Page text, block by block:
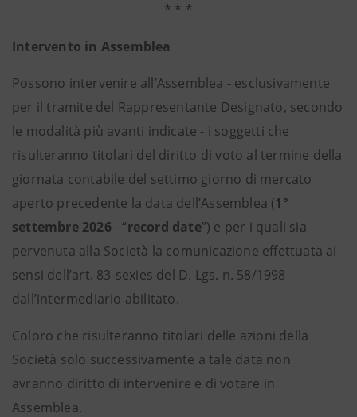
* * *
Intervento in Assemblea
Possono intervenire all’Assemblea - esclusivamente
per il tramite del Rappresentante Designato, secondo
le modalità più avanti indicate - i soggetti che
risulteranno titolari del diritto di voto al termine della
giornata contabile del settimo giorno di mercato
aperto precedente la data dell’Assemblea (1°
settembre 2026- “record date”) e per i quali sia
pervenuta alla Società la comunicazione effettuata ai
sensi dell’art. 83-sexies del D. Lgs. n. 58/1998
dall’intermediario abilitato.
Coloro che risulteranno titolari delle azioni della
Società solo successivamente a tale data non
avranno diritto di intervenire e di votare in
Assemblea.